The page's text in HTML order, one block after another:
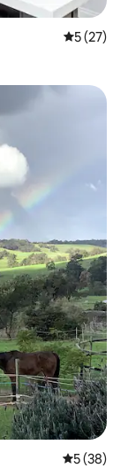
5 av 5 i
5 (27)
5 av 5 i
5 (38)